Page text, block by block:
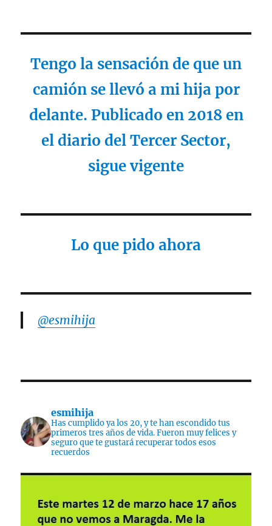
Tengo la sensación de que un
camión se llevó a mi hija por
delante. Publicado en 2018 en
el diario del Tercer Sector,
sigue vigente
Lo que pido ahora
@esmihija
esmihija
Has cumplido ya los 20, y te han escondido tus
primeros tres años de vida. Fueron muy felices y
seguro que te gustará recuperar todos esos
recuerdos